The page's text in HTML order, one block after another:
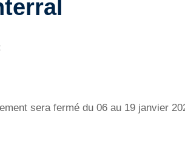
sera fermé du 06 au 19 janvier